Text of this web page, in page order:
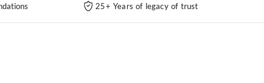
25+ Years of legacy of trust